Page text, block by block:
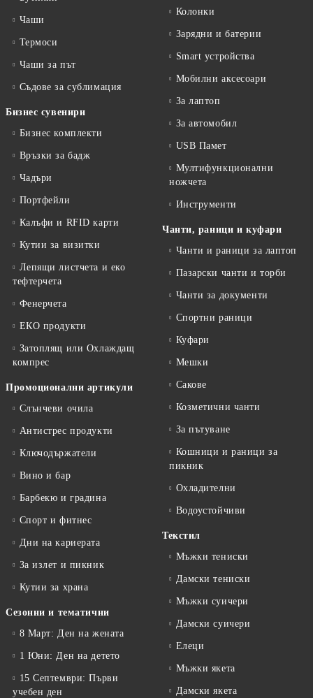
Чаши
Термоси
Чаши за път
Съдове за сублимация
Бизнес сувенири
Бизнес комплекти
Връзки за бадж
Чадъри
Портфейли
Калъфи и RFID карти
Кутии за визитки
Лепящи листчета и еко
тефтeрчета
Фенерчета
ЕКО продукти
Затоплящ или Охлаждащ
компрес
Промоционални артикули
Слънчеви очила
Антистрес продукти
Ключодържатели
Вино и бар
Барбекю и градина
Спорт и фитнес
Дни на кариерата
За излет и пикник
Кутии за храна
Сезонни и тематични
8 Март: Ден на жената
1 Юни: Ден на детето
15 Септември: Първи
учебен ден
Колонки
Зарядни и батерии
Smart устройства
Мобилни аксесоари
За лаптоп
За автомобил
USB Памет
Мултифункционални
ножчета
Инструменти
Чанти, раници и куфари
Чанти и раници за лаптоп
Пазарски чанти и торби
Чанти за документи
Спортни раници
Куфари
Мешки
Сакове
Козметични чанти
За пътуване
Кошници и раници за
пикник
Охладителни
Водоустойчиви
Текстил
Мъжки тениски
Дамски тениски
Мъжки суичери
Дамски суичери
Елеци
Мъжки якета
Дамски якета